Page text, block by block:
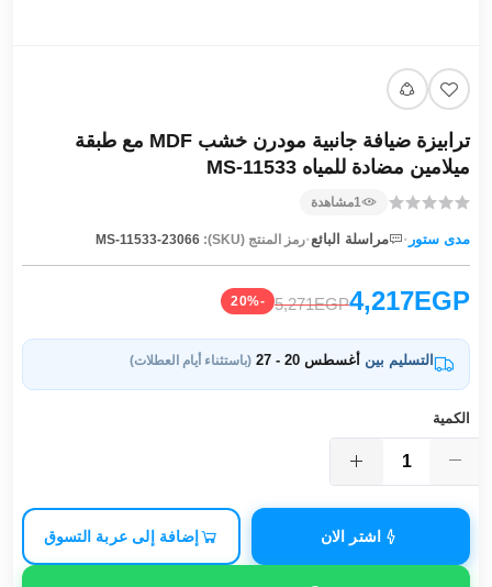
ترابيزة ضيافة جانبية مودرن خشب MDF مع طبقة
ميلامين مضادة للمياه MS-11533
1مشاهدة
مدى ستور · مراسلة البائع·رمز المنتج (SKU): MS-11533-23066
4,217EGP
5,271EGP
-20%
التسليم بين أغسطس 20 - 27 (باستثناء أيام العطلات)
الكمية
اشتر الان إضافة إلى عربة التسوق